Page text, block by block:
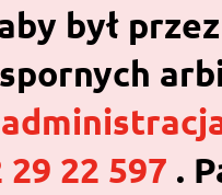
był
22 597 .